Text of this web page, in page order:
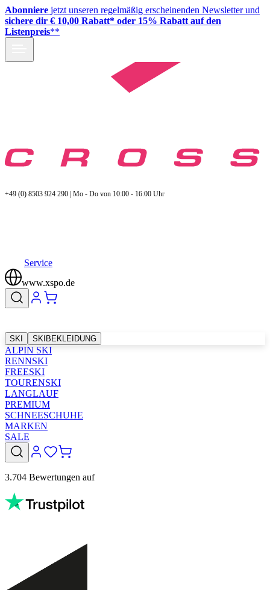
Abonniere jetzt unseren regelmäßig erscheinenden Newsletter und
sichere dir € 10,00 Rabatt* oder 15% Rabatt auf den
Listenpreis**
+49 (0) 8503 924 290 | Mo - Do von 10:00 - 16:00 Uhr
Service
www.xspo.de
SKI SKIBEKLEIDUNG
ALPIN SKI
RENNSKI
FREESKI
TOURENSKI
LANGLAUF
PREMIUM
SCHNEESCHUHE
MARKEN
SALE
3.704 Bewertungen auf